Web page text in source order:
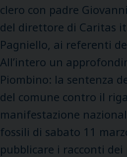
clero con padre
del direttore di Caritas
Pagniello, ai referenti
All’intero un
Piombino: la sentenza
del comune contro il
manifestazione
fossili di sabato 11
pubblicare i racconti